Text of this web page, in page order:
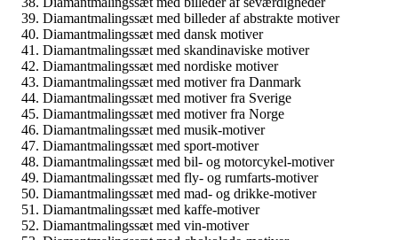
Diamantmalingssæt med billeder af abstrakte motiver
Diamantmalingssæt med dansk motiver
Diamantmalingssæt med skandinaviske motiver
Diamantmalingssæt med nordiske motiver
Diamantmalingssæt med motiver fra Danmark
Diamantmalingssæt med motiver fra Sverige
Diamantmalingssæt med motiver fra Norge
Diamantmalingssæt med musik-motiver
Diamantmalingssæt med sport-motiver
Diamantmalingssæt med bil- og motorcykel-motiver
Diamantmalingssæt med fly- og rumfarts-motiver
Diamantmalingssæt med mad- og drikke-motiver
Diamantmalingssæt med kaffe-motiver
Diamantmalingssæt med vin-motiver